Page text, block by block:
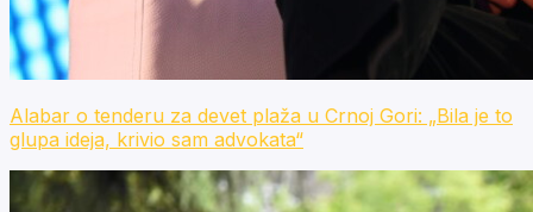
Alabar o tenderu za devet plaža u Crnoj Gori: „Bila je to
glupa ideja, krivio sam advokata“